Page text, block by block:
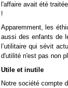
l'affaire avait été
!
Apparemment, les
aussi des enfants de
l’utilitaire qui sévit
d'utilité n'est pas non
Utile et inutile
Notre société compte